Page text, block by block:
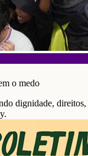
o medo
dignidade,